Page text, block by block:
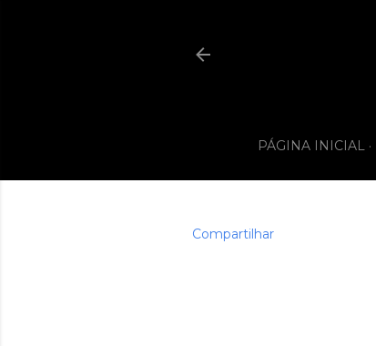
PÁGINA INICIAL
Compartilhar